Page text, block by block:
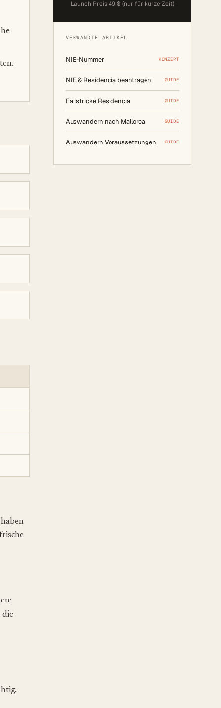
die
Launch Preis 49 $ (nur für kurze Zeit)
VERWANDTE ARTIKEL
NIE-Nummer KONZEPT
NIE & Residencia beantragen GUIDE
Fallstricke Residencia GUIDE
Auswandern nach Mallorca GUIDE
Auswandern Voraussetzungen GUIDE